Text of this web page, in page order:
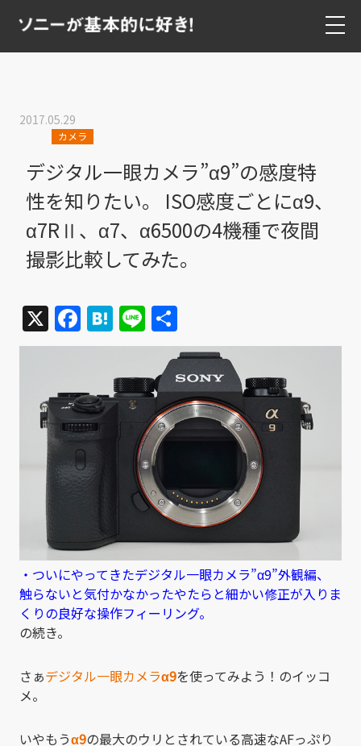
2017.05.29
カメラ
デジタル一眼カメラ”α9”の感度特
性を知りたい。 ISO感度ごとにα9、
α7RⅡ、α7、α6500の4機種で夜間
撮影比較してみた。
X Facebook
Hatena
Line
有
・ついにやってきたデジタル一眼カメラ”α9”外観編、
触らないと気付かなかったやたらと細かい修正が入りま
くりの良好な操作フィーリング。
の続き。
さぁデジタル一眼カメラα9を使ってみよう！のイッコ
メ。
いやもうα9の最大のウリとされている高速なAFっぷり